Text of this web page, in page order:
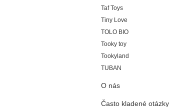
Taf Toys
Tiny Love
TOLO BIO
Tooky toy
Tookyland
TUBAN
O nás
Často kladené otázky